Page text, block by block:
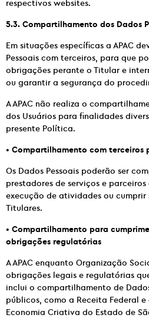
respectivos websites.
5.3. Compartilhamento dos Dados
Em situações específicas a APAC
Pessoais com terceiros, para que
obrigações perante o Titular e
ou garantir a segurança do
A APAC não realiza o
dos Usuários para finalidades
presente Política.
• Compartilhamento com terceiros
Os Dados Pessoais poderão ser
prestadores de serviços e
execução de atividades ou cumprir
Titulares.
• Compartilhamento para
obrigações regulatórias
A APAC enquanto Organização
obrigações legais e regulatórias
inclui o compartilhamento de
públicos, como a Receita Federal
Economia Criativa do Estado de